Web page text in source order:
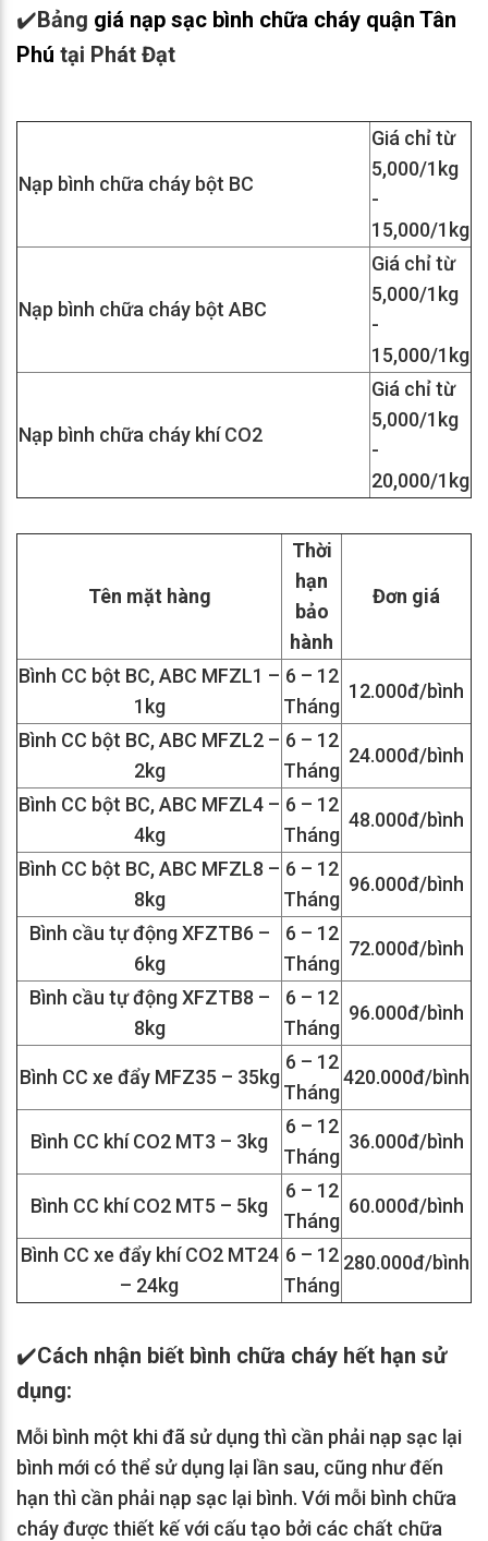
✔️Bảng giá nạp sạc bình chữa cháy quận Tân
Phú tại Phát Đạt
Nạp bình chữa cháy bột BC
Giá chỉ từ
5,000/1kg
-
15,000/1kg
Nạp bình chữa cháy bột ABC
Giá chỉ từ
5,000/1kg
-
15,000/1kg
Nạp bình chữa cháy khí CO2
Giá chỉ từ
5,000/1kg
-
20,000/1kg
Tên mặt hàng
Thời
hạn
bảo
hành
Đơn giá
Bình CC bột BC, ABC MFZL1 –
1kg
6 – 12
Tháng
12.000đ/bình
Bình CC bột BC, ABC MFZL2 –
2kg
6 – 12
Tháng
24.000đ/bình
Bình CC bột BC, ABC MFZL4 –
4kg
6 – 12
Tháng
48.000đ/bình
Bình CC bột BC, ABC MFZL8 –
8kg
6 – 12
Tháng
96.000đ/bình
Bình cầu tự động XFZTB6 –
6kg
6 – 12
Tháng
72.000đ/bình
Bình cầu tự động XFZTB8 –
8kg
6 – 12
Tháng
96.000đ/bình
Bình CC xe đẩy MFZ35 – 35kg
6 – 12
Tháng
420.000đ/bình
Bình CC khí CO2 MT3 – 3kg
6 – 12
Tháng
36.000đ/bình
Bình CC khí CO2 MT5 – 5kg
6 – 12
Tháng
60.000đ/bình
Bình CC xe đẩy khí CO2 MT24
– 24kg
6 – 12
Tháng
280.000đ/bình
✔️Cách nhận biết bình chữa cháy hết hạn sử
dụng:
Mỗi bình một khi đã sử dụng thì cần phải nạp sạc lại
bình mới có thể sử dụng lại lần sau, cũng như đến
hạn thì cần phải nạp sạc lại bình. Với mỗi bình chữa
cháy được thiết kế với cấu tạo bởi các chất chữa